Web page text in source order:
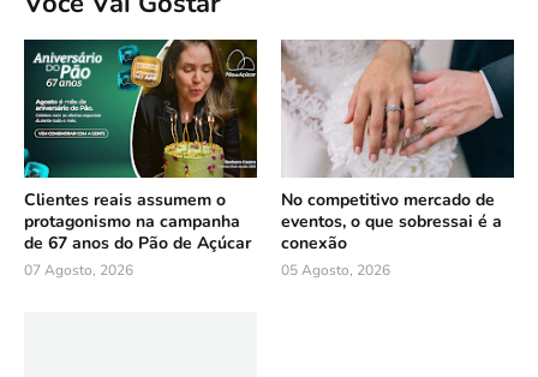
Clientes reais assumem o
protagonismo na campanha
de 67 anos do Pão de Açúcar
07 Agosto, 2026
No competitivo mercado de
eventos, o que sobressai é a
conexão
05 Agosto, 2026